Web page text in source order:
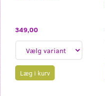
349,00
Læg i kurv